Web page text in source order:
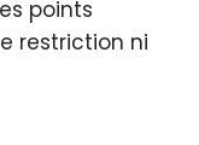
points
restriction ni